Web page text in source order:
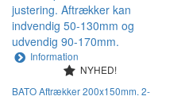
Information
NYHED!
BATO Aftrækker 200x150mm. 2-